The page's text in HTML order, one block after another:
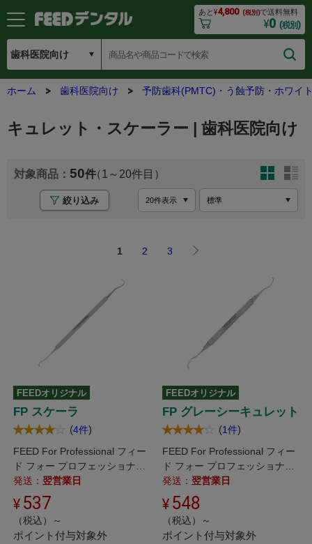
あと¥4,800 (税別)で送料無料
¥0 (税別)
ホーム 歯科医院向け 予防歯科(PMTC)・う蝕予防・ホワイ
キュレット・スケーラー | 歯科医院向け
50 1 20
絞り込み
1 2 3
FEEDオリジナル
FP スケーラ
(4件)
FEED For Professional フィー
ド フォー プロフェッショナル
/ マルチに使えるスタンダード
なスケーラ。
発送： 翌営業日
537
（税込）～
ポイント付与対象外
FEEDオリジナル
FP グレーシーキュレット
(1件)
FEED For Professional フィー
ド フォー プロフェッショナル
/ リクエストの多い太め・中空
ハンドルタイプ。
発送： 翌営業日
548
（税込）～
ポイント付与対象外